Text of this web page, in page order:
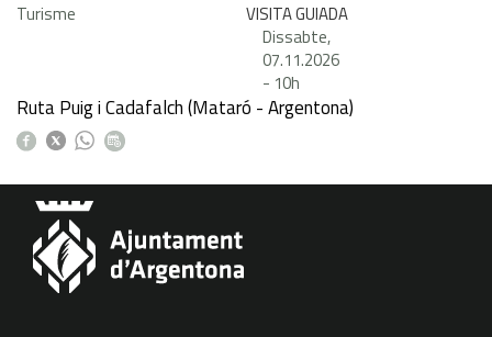
Turisme
VISITA GUIADA
Dissabte,
07.11.2026
- 10h
Ruta Puig i Cadafalch (Mataró - Argentona)